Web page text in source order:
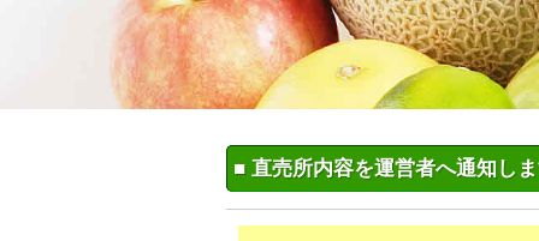
■ 直売所内容を運営者へ通知し